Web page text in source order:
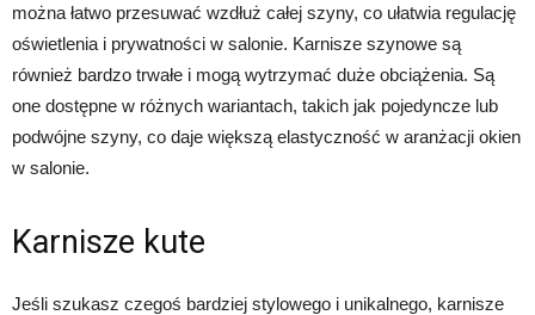
można łatwo przesuwać wzdłuż całej szyny, co ułatwia regulację
oświetlenia i prywatności w salonie. Karnisze szynowe są
również bardzo trwałe i mogą wytrzymać duże obciążenia. Są
one dostępne w różnych wariantach, takich jak pojedyncze lub
podwójne szyny, co daje większą elastyczność w aranżacji okien
w salonie.
Karnisze kute
Jeśli szukasz czegoś bardziej stylowego i unikalnego, karnisze